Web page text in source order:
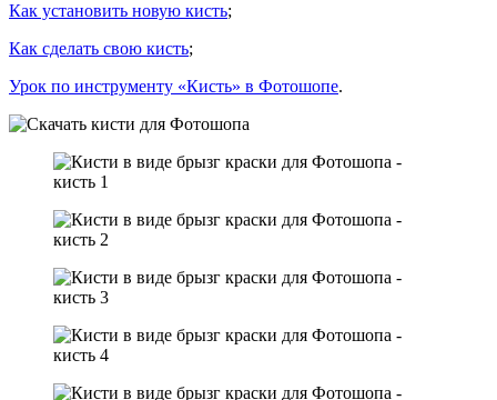
Как установить новую кисть;
Как сделать свою кисть;
Урок по инструменту «Кисть» в Фотошопе.